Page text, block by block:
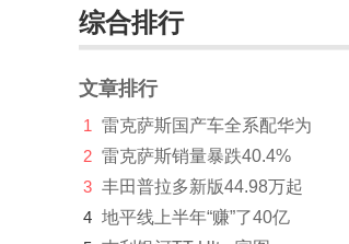
摩根(92)
N
南汽(11)
哪吒汽车(9442)
纳智捷(10407)
综合排行
文章排行
1
雷克萨斯国产车全系配华为
2 雷克萨斯销量暴跌40.4%
3 丰田普拉多新版44.98万起
4 地平线上半年“赚”了40亿